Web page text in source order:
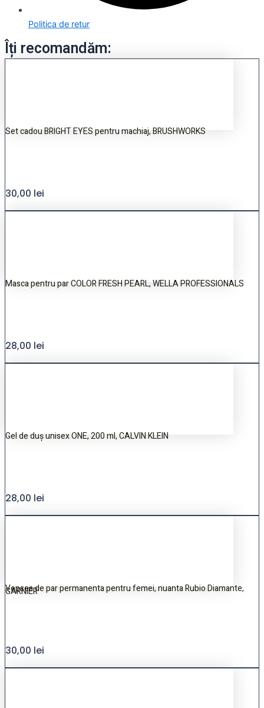
Politica de retur
Îți recomandăm:
Set cadou BRIGHT EYES pentru machiaj, BRUSHWORKS
30,00 lei
Masca pentru par COLOR FRESH PEARL, WELLA PROFESSIONALS
28,00 lei
Gel de duș unisex ONE, 200 ml, CALVIN KLEIN
28,00 lei
Vopsea de par permanenta pentru femei, nuanta Rubio Diamante,
GARNIER
30,00 lei